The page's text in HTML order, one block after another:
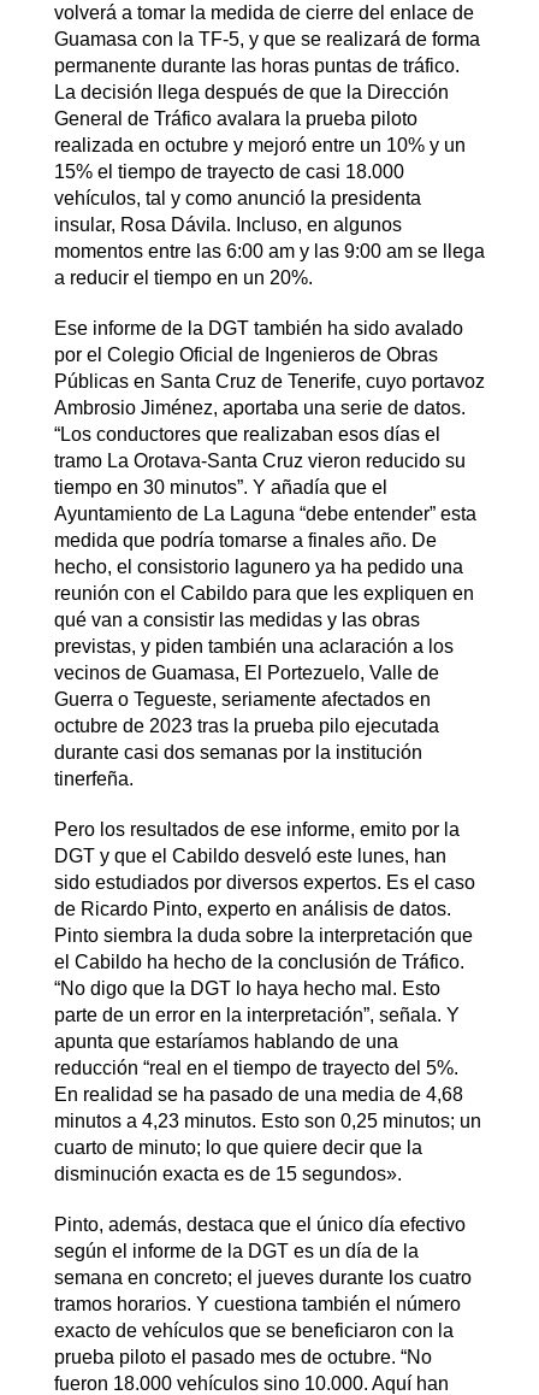
volverá a tomar la medida de cierre del enlace de
Guamasa con la TF-5, y que se realizará de forma
permanente durante las horas puntas de tráfico.
La decisión llega después de que la Dirección
General de Tráfico avalara la prueba piloto
realizada en octubre y mejoró entre un 10% y un
15% el tiempo de trayecto de casi 18.000
vehículos, tal y como anunció la presidenta
insular, Rosa Dávila. Incluso, en algunos
momentos entre las 6:00 am y las 9:00 am se llega
a reducir el tiempo en un 20%.
Ese informe de la DGT también ha sido avalado
por el Colegio Oficial de Ingenieros de Obras
Públicas en Santa Cruz de Tenerife, cuyo portavoz
Ambrosio Jiménez, aportaba una serie de datos.
“Los conductores que realizaban esos días el
tramo La Orotava-Santa Cruz vieron reducido su
tiempo en 30 minutos”. Y añadía que el
Ayuntamiento de La Laguna “debe entender” esta
medida que podría tomarse a finales año. De
hecho, el consistorio lagunero ya ha pedido una
reunión con el Cabildo para que les expliquen en
qué van a consistir las medidas y las obras
previstas, y piden también una aclaración a los
vecinos de Guamasa, El Portezuelo, Valle de
Guerra o Tegueste, seriamente afectados en
octubre de 2023 tras la prueba pilo ejecutada
durante casi dos semanas por la institución
tinerfeña.
Pero los resultados de ese informe, emito por la
DGT y que el Cabildo desveló este lunes, han
sido estudiados por diversos expertos. Es el caso
de Ricardo Pinto, experto en análisis de datos.
Pinto siembra la duda sobre la interpretación que
el Cabildo ha hecho de la conclusión de Tráfico.
“No digo que la DGT lo haya hecho mal. Esto
parte de un error en la interpretación”, señala. Y
apunta que estaríamos hablando de una
reducción “real en el tiempo de trayecto del 5%.
En realidad se ha pasado de una media de 4,68
minutos a 4,23 minutos. Esto son 0,25 minutos; un
cuarto de minuto; lo que quiere decir que la
disminución exacta es de 15 segundos».
Pinto, además, destaca que el único día efectivo
según el informe de la DGT es un día de la
semana en concreto; el jueves durante los cuatro
tramos horarios. Y cuestiona también el número
exacto de vehículos que se beneficiaron con la
prueba piloto el pasado mes de octubre. “No
fueron 18.000 vehículos sino 10.000. Aquí han